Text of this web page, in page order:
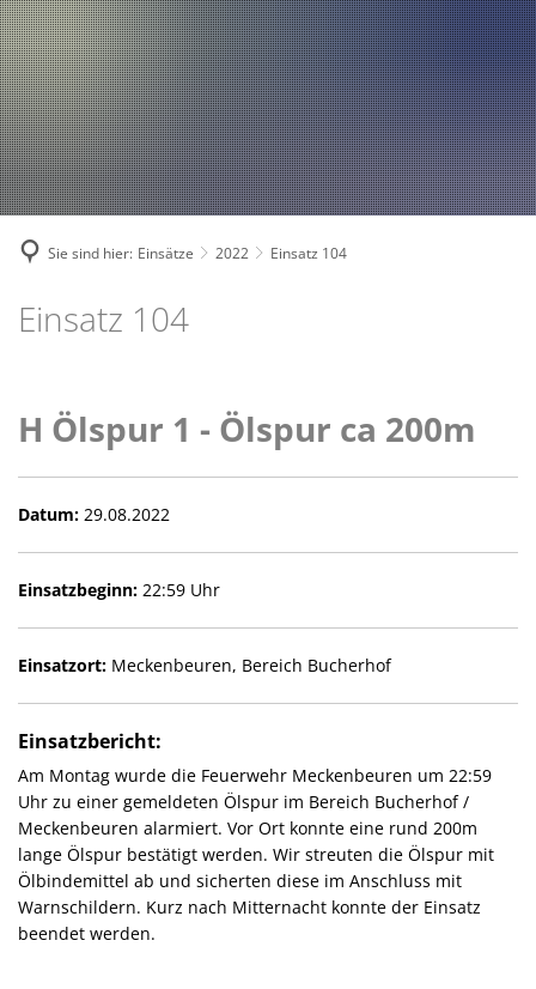
2024
2023
2022
2021
Fachgebiete und
Mannschaft
Jugend
Spielmannszug
Mitglied werden
A
A
A
Sie sind hier: Einsätze 2022 Einsatz 104
Einsatz 104
H Ölspur 1 - Ölspur ca 200m
Datum: 29.08.2022
Einsatzbeginn: 22:59 Uhr
Einsatzort: Meckenbeuren, Bereich Bucherhof
Einsatzbericht:
Am Montag wurde die Feuerwehr Meckenbeuren um 22:59
Uhr zu einer gemeldeten Ölspur im Bereich Bucherhof /
Meckenbeuren alarmiert. Vor Ort konnte eine rund 200m
lange Ölspur bestätigt werden. Wir streuten die Ölspur mit
Ölbindemittel ab und sicherten diese im Anschluss mit
Warnschildern. Kurz nach Mitternacht konnte der Einsatz
beendet werden.